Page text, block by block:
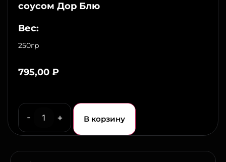
соусом Дор Блю
Вес:
250гр
795,00 ₽
- + В корзину